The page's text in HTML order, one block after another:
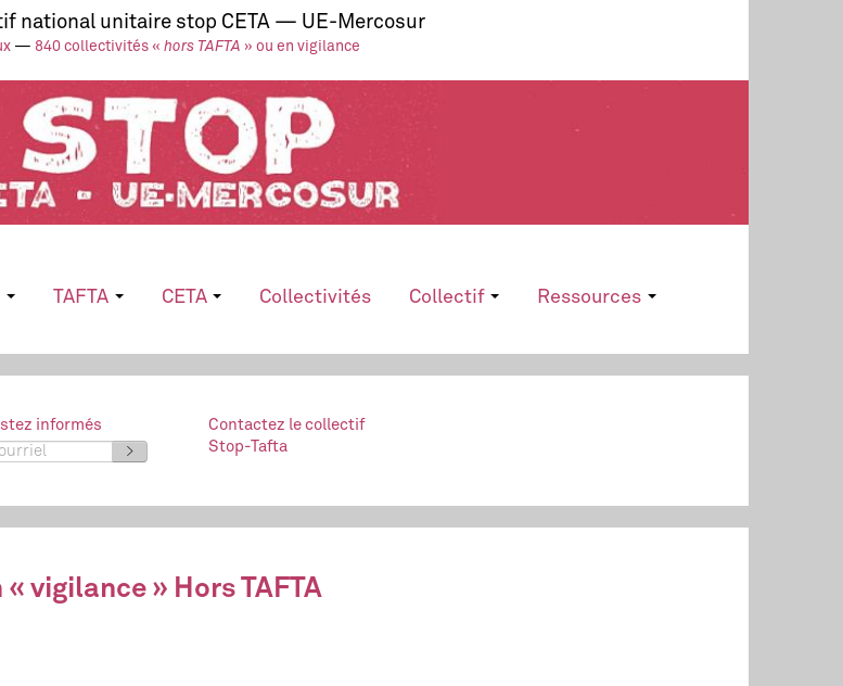
national unitaire stop CETA — UE-Mercosur
— 840 collectivités « hors TAFTA » ou en vigilance
TAFTA CETA Collectivités Collectif Ressources
informés
>
Contactez le collectif
Stop-Tafta
vigilance » Hors TAFTA